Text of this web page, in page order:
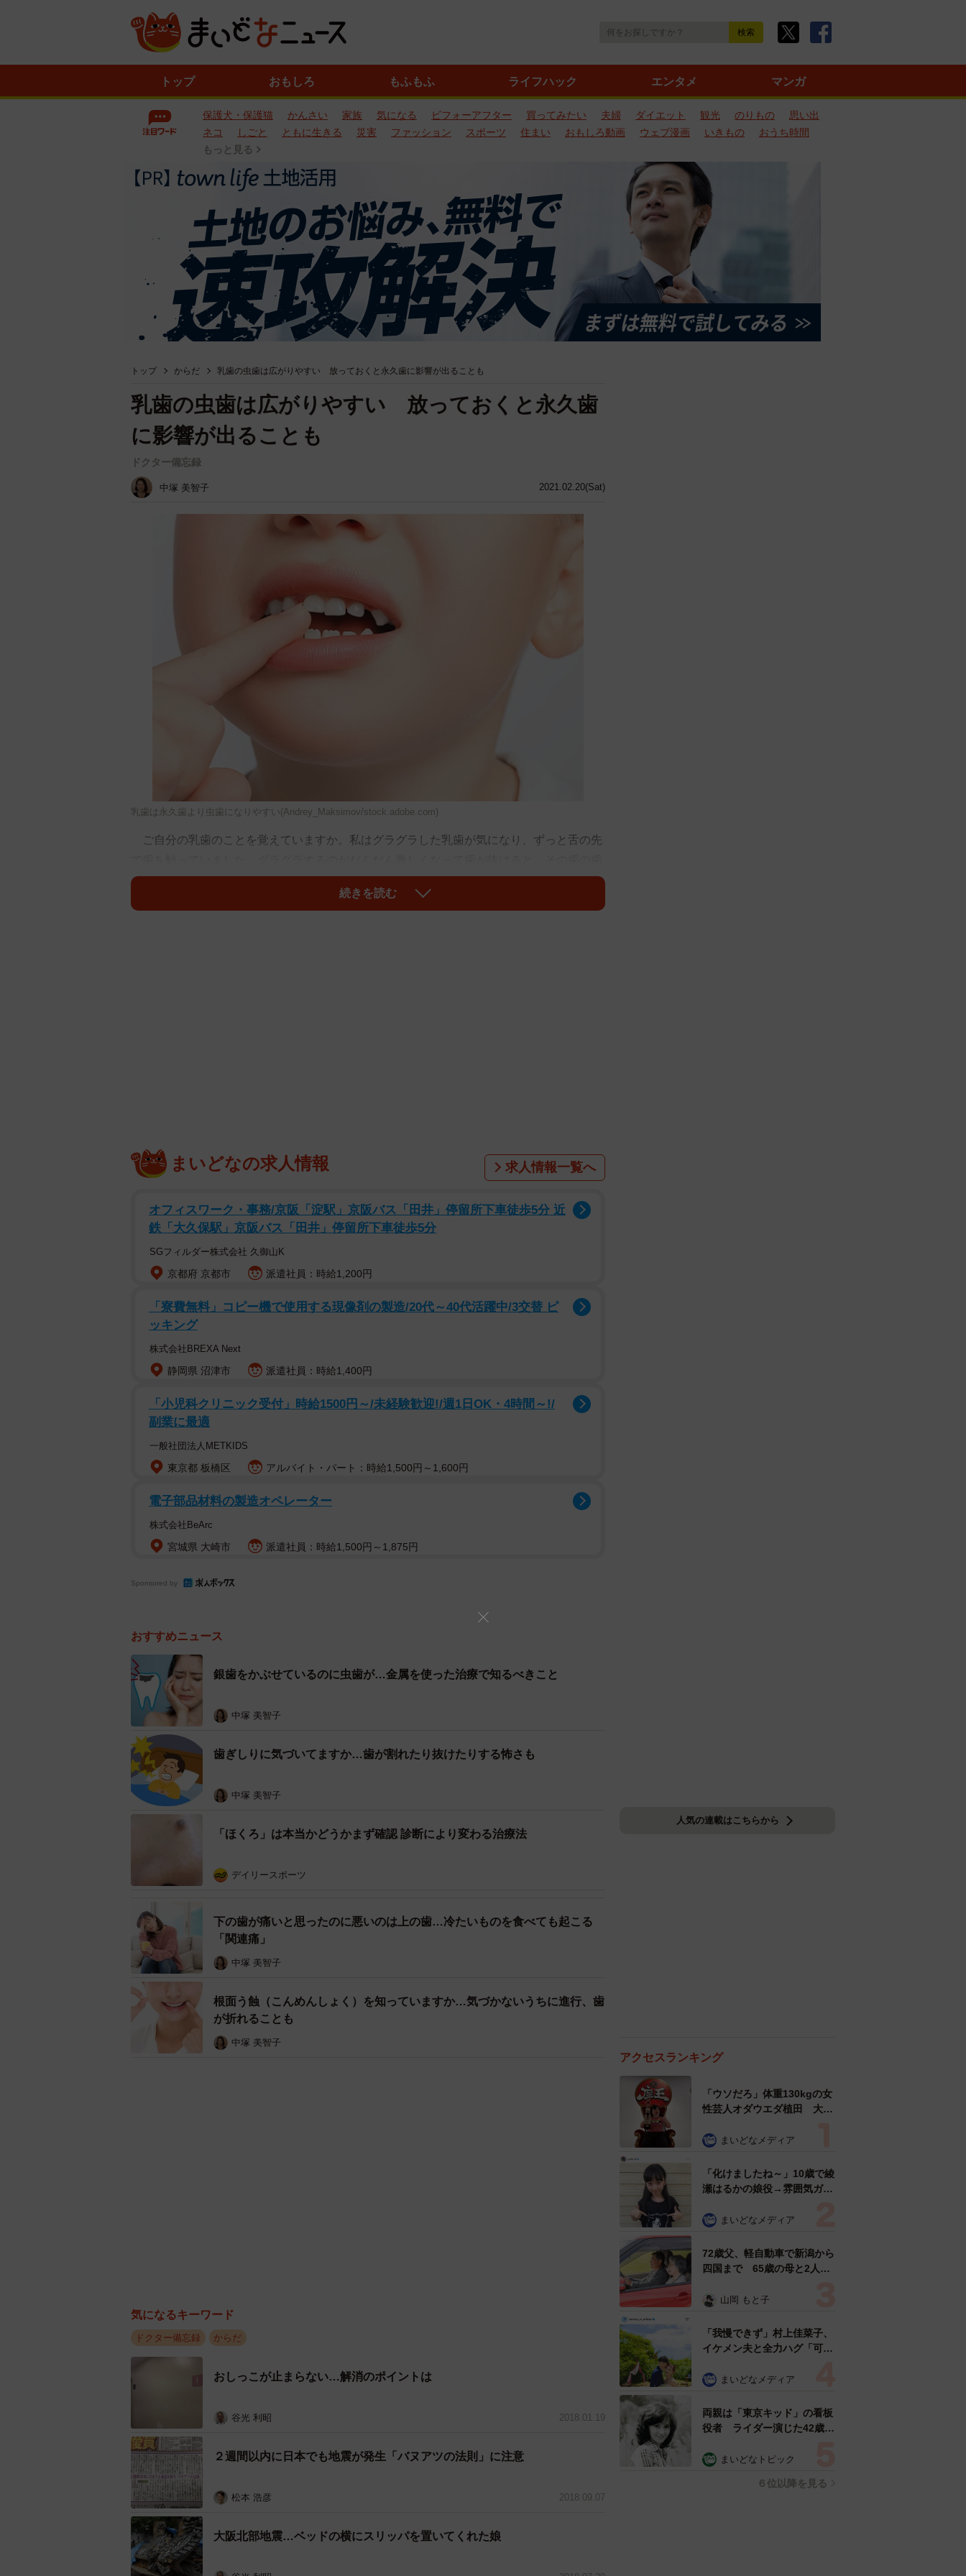
トップ おもしろ もふもふ ライフハック エンタメ マンガ
保護犬・保護猫 かんさい 家族 気になる ビフォーアフター 買ってみたい 夫婦 ダイエット 観光 のりもの
思い出
ネコ
しごと ともに生きる 災害 ファッション スポーツ 住まい おもしろ動画 ウェブ漫画 いきもの
おうち時間
もっと見る
トップ からだ 乳歯の虫歯は広がりやすい 放っておくと永久歯に影響が出ることも
2021.02.20(Sat)
乳歯の虫歯は広がりやすい 放っておくと永久歯
に影響が出ることも
ドクター備忘録
中塚 美智子
乳歯は永久歯より虫歯になりやすい(Andrey_Maksimov/stock.adobe.com)
ご自分の乳歯のことを覚えていますか。私はグラグラした乳歯が気になり、ずっと舌の先
茎に埋まっていた部分がギザギザになっていて指先でなぞった記憶があります。
う。
ていることです。歯の神経と呼ばれる歯髄（しずい）にまで虫歯が広がると歯は死んで枯れ
木と同じ状態になってしまいますが、乳歯の場合歯の表面を覆うエナメル質、その内側にあ
る象牙質が永久歯に比べて薄いため、虫歯が歯髄まで広がりやすいです。また乳歯の表面を
覆うエナメル質は永久歯のそれより未熟でやわらかいつくりになっているため、虫歯が奥深
虫歯の部分は黒くなっているイメージがありますが、虫歯の初期の状態で見られる白く濁
った部分ではハイドロキシアパタイトが溶けているため、放っておくと虫歯が広がる可能性
があります。この場合、その後に生える永久歯のエナメル質などが十分できなかったり、永
や」とは思わないでください。お子様の乳歯を見て「虫歯かも」と思ったら、早く歯科を受
診しましょう。
続きを読む
まいどなの求人情報 求人情報一覧へ
オフィスワーク・事務/京阪「淀駅」京阪バス「田井」停留所下車徒歩5分 近
鉄「大久保駅」京阪バス「田井」停留所下車徒歩5分
SGフィルダー株式会社 久御山K
京都府 京都市 派遣社員：時給1,200円
「寮費無料」コピー機で使用する現像剤の製造/20代～40代活躍中/3交替 ピ
ッキング
株式会社BREXA Next
静岡県 沼津市 派遣社員：時給1,400円
「小児科クリニック受付」時給1500円～/未経験歓迎!/週1日OK・4時間～!/
副業に最適
一般社団法人METKIDS
東京都 板橋区 アルバイト・パート：時給1,500円～1,600円
電子部品材料の製造オペレーター
株式会社BeArc
宮城県 大崎市 派遣社員：時給1,500円～1,875円
Sponsored by
おすすめニュース
銀歯をかぶせているのに虫歯が…金属を使った治療で知るべきこと
中塚 美智子
歯ぎしりに気づいてますか…歯が割れたり抜けたりする怖さも
中塚 美智子
「ほくろ」は本当かどうかまず確認 診断により変わる治療法
デイリースポーツ
下の歯が痛いと思ったのに悪いのは上の歯…冷たいものを食べても起こる
「関連痛」
中塚 美智子
根面う蝕（こんめんしょく）を知っていますか…気づかないうちに進行、歯
が折れることも
中塚 美智子
気になるキーワード
ドクター備忘録 からだ
おしっこが止まらない…解消のポイントは
谷光 利昭 2018.01.19
２週間以内に日本でも地震が発生「バヌアツの法則」に注意
松本 浩彦 2018.09.07
大阪北部地震…ベッドの横にスリッパを置いてくれた娘
人気の連載はこちらから
アクセスランキング
「ウソだろ」体重130kgの女
性芸人オダウエダ植田 大学
で」 まいどなメディア
「化けましたね～」10歳で綾
瀬はるかの娘役→雰囲気ガラ
雰囲気が」「宝塚に入れそ
まいどなメディア
72歳父、軽自動車で新潟から
四国まで 65歳の母と2人で
憩まで分刻み… 「大学生で
山岡 もと子
「我慢できず」村上佳菜子、
イケメン夫と全力ハグ「可愛
まいどなメディア
両親は「東京キッド」の看板
役者 ライダー演じた42歳元
ングフォト」計画を明言
まいどなトピック
６位以降を見る